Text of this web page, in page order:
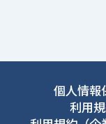
個人情報
利用